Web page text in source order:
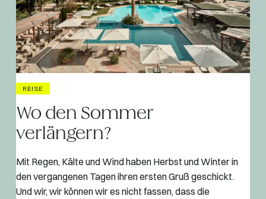
REISE
Wo den Sommer
verlängern?
Mit Regen, Kälte und Wind haben Herbst und Winter in
den vergangenen Tagen ihren ersten Gruß geschickt.
Und wir, wir können wir es nicht fassen, dass die